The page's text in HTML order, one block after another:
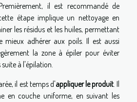
il est recommandé de
étape implique un nettoyage en
les résidus et les huiles, permettant
mieux adhérer aux poils. Il est aussi
la zone à épiler pour éviter
suite à l'épilation.
il est temps d'appliquer le produit. Il
en couche uniforme, en suivant les